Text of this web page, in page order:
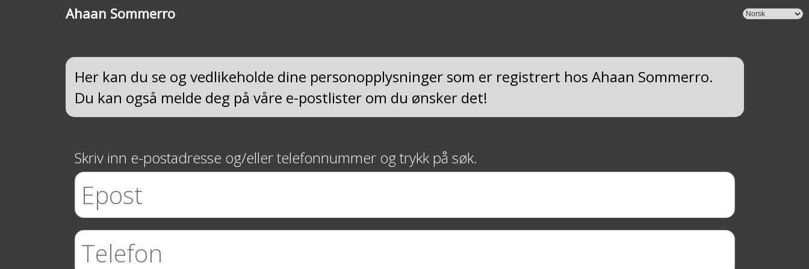
Ahaan Sommerro
Her kan du se og vedlikeholde dine personopplysninger som er registrert hos Ahaan Sommerro.
Du kan også melde deg på våre e-postlister om du ønsker det!
Skriv inn e-postadresse og/eller telefonnummer og trykk på søk.